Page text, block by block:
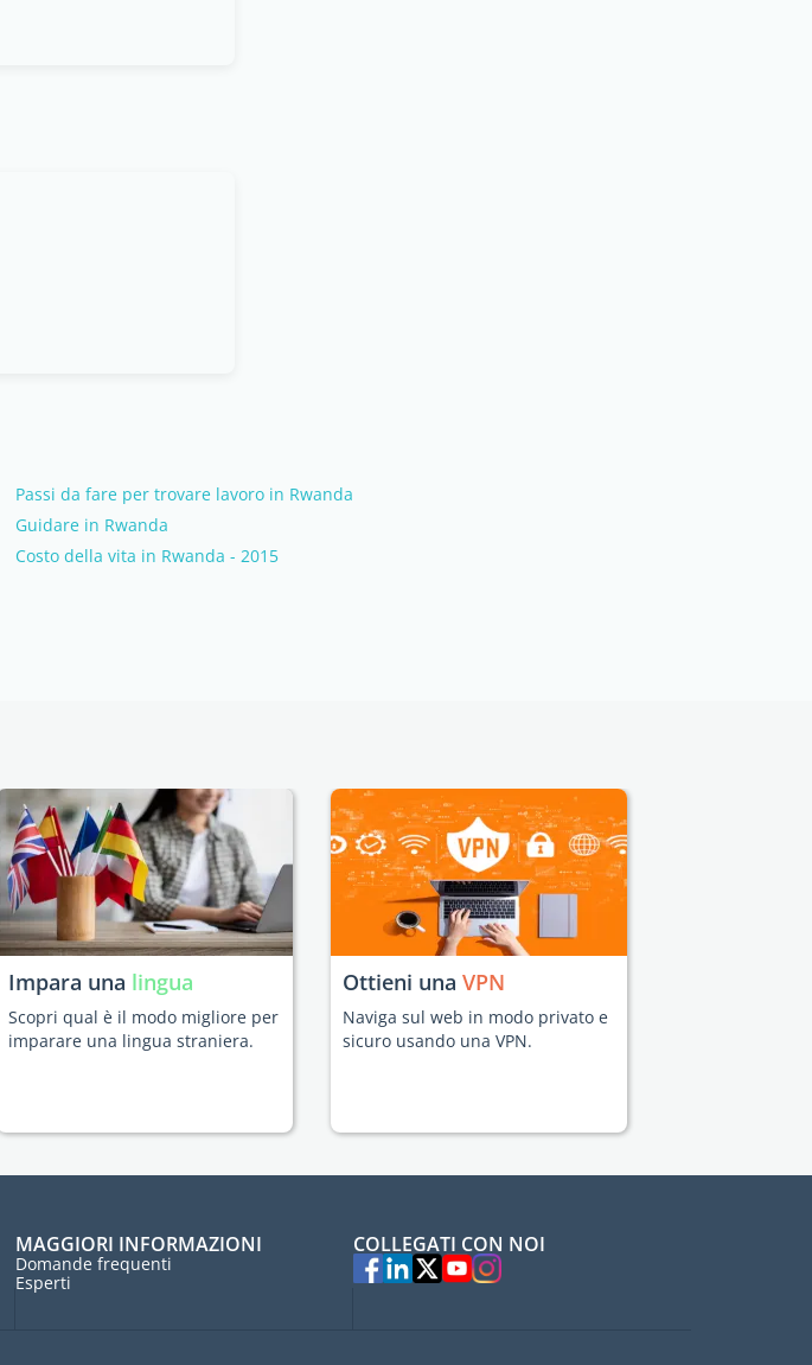
Passi da fare per trovare lavoro in Rwanda
Guidare in Rwanda
Costo della vita in Rwanda - 2015
Impara una lingua
Scopri qual è il modo migliore per
imparare una lingua straniera.
Ottieni una VPN
Naviga sul web in modo privato e
sicuro usando una VPN.
MAGGIORI INFORMAZIONI
Domande frequenti
Esperti
COLLEGATI CON NOI